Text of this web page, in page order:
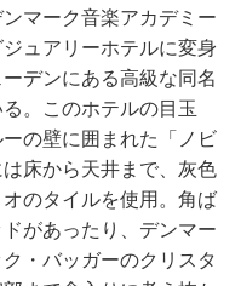
マーク音楽アカデミー
ュアリーホテルに変身
デンにある高級な同名
。このホテルの目玉
の壁に囲まれた「ノビ
床から天井まで、灰色
のタイルを使用。角ば
があったり、デンマー
・バッガーのクリスタ